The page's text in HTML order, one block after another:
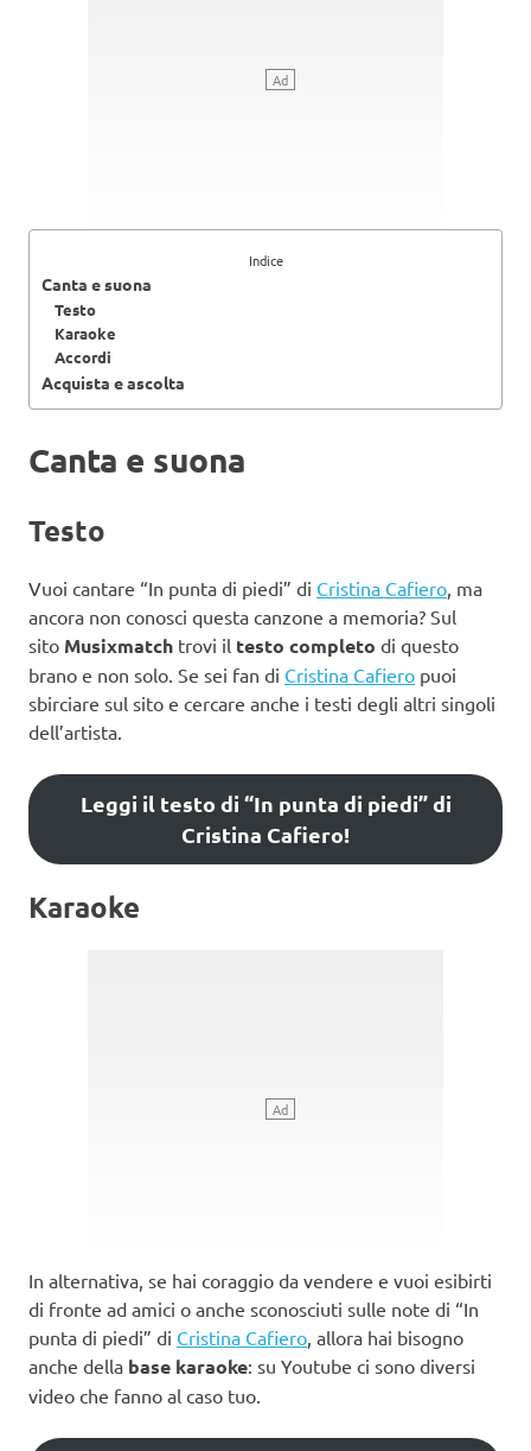
Indice
Canta e suona
Testo
Karaoke
Accordi
Acquista e ascolta
Canta e suona
Testo
Vuoi cantare “In punta di piedi” di Cristina Cafiero, ma
ancora non conosci questa canzone a memoria? Sul
sito Musixmatch trovi il testo completo di questo
brano e non solo. Se sei fan di Cristina Cafiero puoi
sbirciare sul sito e cercare anche i testi degli altri singoli
dell’artista.
Leggi il testo di “In punta di piedi” di
Cristina Cafiero!
Karaoke
In alternativa, se hai coraggio da vendere e vuoi esibirti
di fronte ad amici o anche sconosciuti sulle note di “In
punta di piedi” di Cristina Cafiero , allora hai bisogno
anche della base karaoke: su Youtube ci sono diversi
video che fanno al caso tuo.